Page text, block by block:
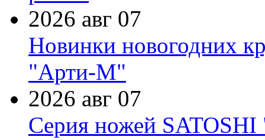
2026 авг 07
Новинки новогодних
"Арти-М"
2026 авг 07
Серия ножей